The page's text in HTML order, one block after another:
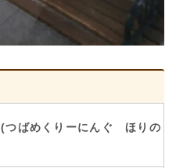
ばめくりーにんぐ ほりの